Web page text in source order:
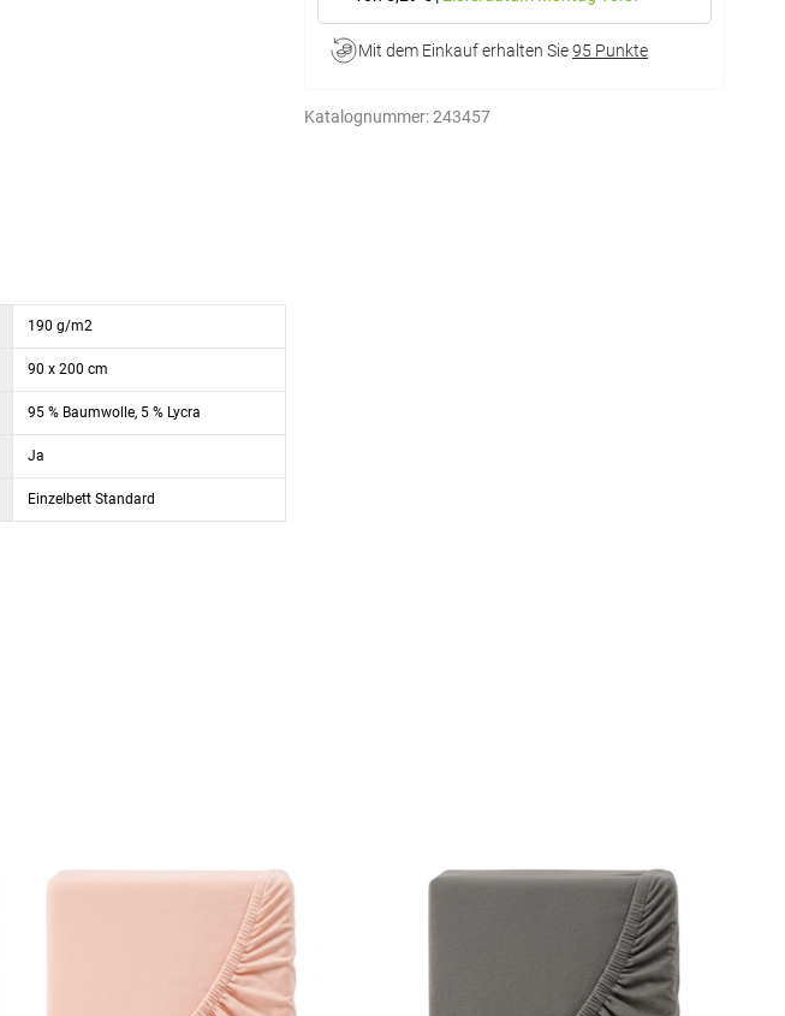
Mit dem Einkauf erhalten Sie95 Punkte
Katalognummer:243457
190 g/m2
90 x 200 cm
95 % Baumwolle, 5 % Lycra
Ja
Einzelbett Standard